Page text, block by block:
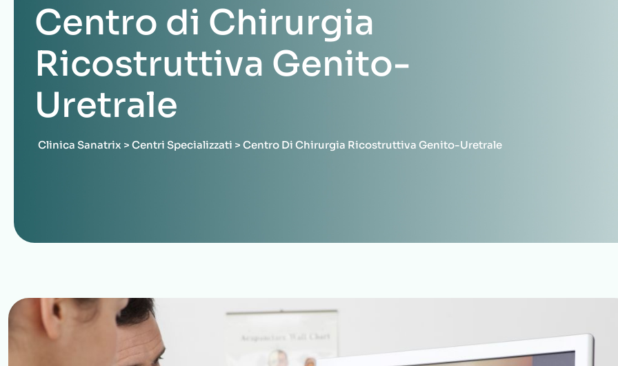
Centro di Chirurgia
Ricostruttiva Genito-
Uretrale
Clinica Sanatrix > Centri Specializzati > Centro Di Chirurgia Ricostruttiva Genito-Uretrale